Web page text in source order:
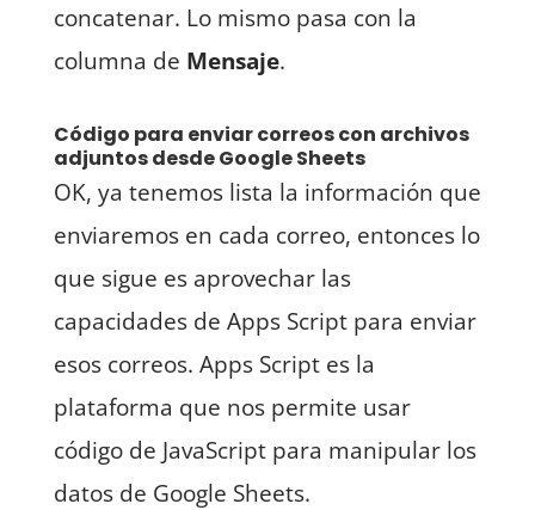
concatenar. Lo mismo pasa con la
columna de Mensaje.
Código para enviar correos con archivos
adjuntos desde Google Sheets
OK, ya tenemos lista la información que
enviaremos en cada correo, entonces lo
que sigue es aprovechar las
capacidades de Apps Script para enviar
esos correos. Apps Script es la
plataforma que nos permite usar
código de JavaScript para manipular los
datos de Google Sheets.